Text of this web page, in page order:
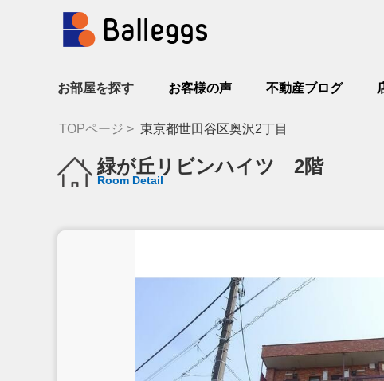
お部屋を探す お客様の声 不動産ブログ
TOPページ 東京都世田谷区奥沢2丁目
緑が丘リビンハイツ 2階
Room Detail